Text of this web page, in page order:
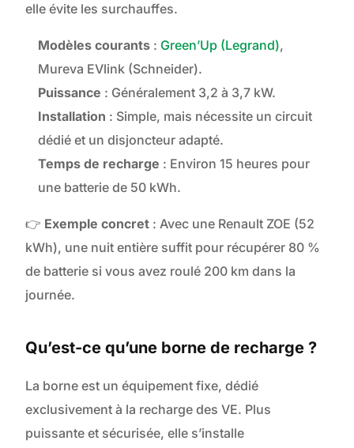
elle évite les surchauffes.
Modèles courants : Green’Up (Legrand),
Mureva EVlink (Schneider).
Puissance : Généralement 3,2 à 3,7 kW.
Installation : Simple, mais nécessite un circuit
dédié et un disjoncteur adapté.
Temps de recharge : Environ 15 heures pour
une batterie de 50 kWh.
👉 Exemple concret : Avec une Renault ZOE (52
kWh), une nuit entière suffit pour récupérer 80 %
de batterie si vous avez roulé 200 km dans la
journée.
Qu’est-ce qu’une borne de recharge ?
La borne est un équipement fixe, dédié
exclusivement à la recharge des VE. Plus
puissante et sécurisée, elle s’installe